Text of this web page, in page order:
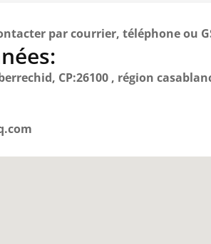
par courrier, téléphone ou
CP:26100 , région